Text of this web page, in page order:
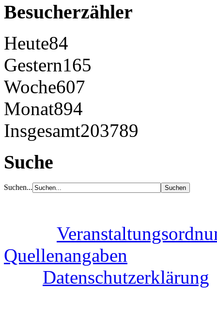
Besucherzähler
Heute84
Gestern165
Woche607
Monat894
Insgesamt203789
Suche
Suchen...
Quellenangaben
Datenschutzerklärung